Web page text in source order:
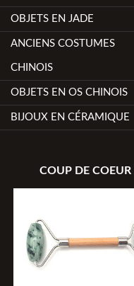
OBJETS EN JADE
ANCIENS COSTUMES
CHINOIS
OBJETS EN OS CHINOIS
BIJOUX EN CÉRAMIQUE
COUP DE COEUR